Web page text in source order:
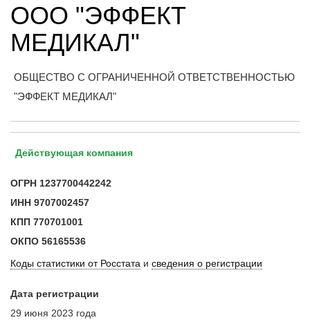
ООО "ЭФФЕКТ
МЕДИКАЛ"
ОБЩЕСТВО С ОГРАНИЧЕННОЙ ОТВЕТСТВЕННОСТЬЮ
"ЭФФЕКТ МЕДИКАЛ"
Действующая компания
ОГРН 1237700442242
ИНН 9707002457
КПП 770701001
ОКПО 56165536
Коды статистики от Росстата и сведения о регистрации
Дата регистрации
29 июня 2023 года